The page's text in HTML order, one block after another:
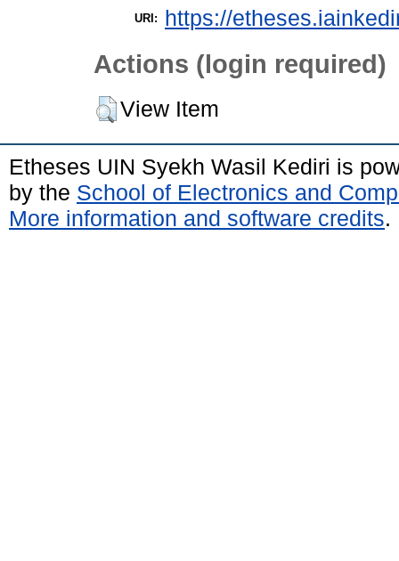
URI: https://
Actions (login required)
View Item
Etheses UIN Syekh Wasil Kediri is
by the School of Electronics and
More information and software credits.